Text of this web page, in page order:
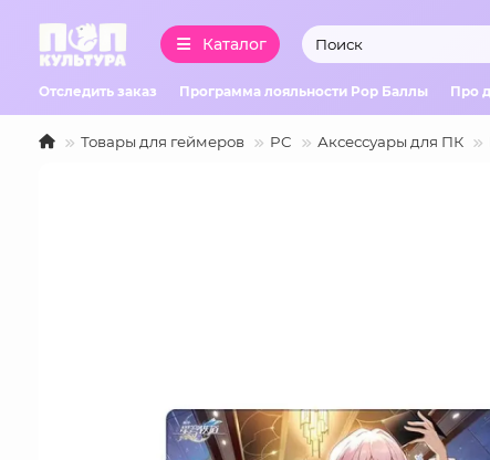
Каталог
Отследить заказ Программа лояльности Pop Баллы Про
Товары для геймеров PC Аксессуары для ПК